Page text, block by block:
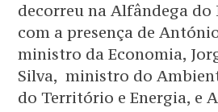
decorreu na Alfândega
com a presença de
ministro da Economia,
Silva, ministro do
do Território e Energia, e